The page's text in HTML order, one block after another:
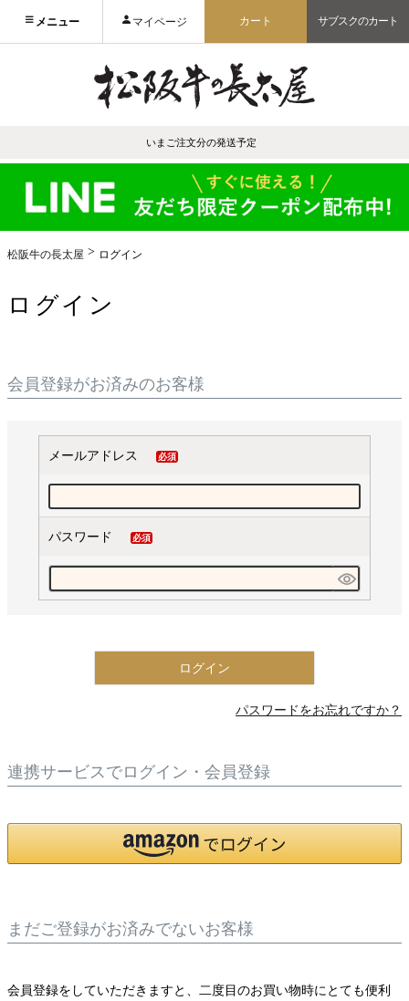
メニュー マイページ カート サブスクのカート
いまご注文分の発送予定
松阪牛の長太屋 ログイン
ログイン
会員登録がお済みのお客様
メールアドレス
パスワード
ログイン
パスワードをお忘れですか？
連携サービスでログイン・会員登録
まだご登録がお済みでないお客様
会員登録をしていただきますと、二度目のお買い物時にとても便利